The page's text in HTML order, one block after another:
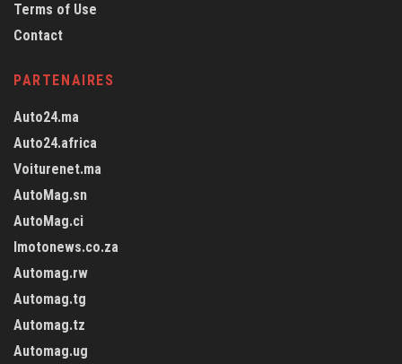
Terms of Use
Contact
PARTENAIRES
Auto24.ma
Auto24.africa
Voiturenet.ma
AutoMag.sn
AutoMag.ci
Imotonews.co.za
Automag.rw
Automag.tg
Automag.tz
Automag.ug